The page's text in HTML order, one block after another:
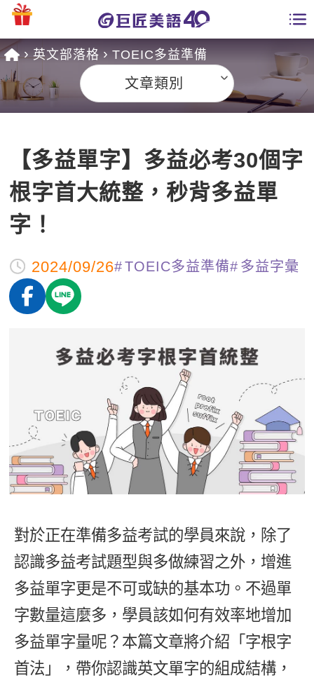
課程總覽
英文課程總表
英文會話
商用英文
英文檢定
TOEIC 多益課程
GEPT 全民英檢課程
TOEFL 托福課程
能力養成
英文聽力養成
開口溜英文
旅遊英文
基礎字彙
情境閱讀
英文寫作
Cengage TED Talks
CNN聽力強化
新聞英文
英語俱樂部
ECAM
Let's Talk
日語
韓語
西班牙語
兒童美語
更多
一對一家教
企業訓練
數位學習教材
全國分校
免費資源
多益秒學堂
英文能力測驗
師資團隊
學習分享
學員讚出來
學員專區
Recruiting
英文部落格 TOEIC多益準備
文章類別
【多益單字】多益必考30個字
根字首大統整，秒背多益單
字！
2024/09/26 TOEIC多益準備 多益字彙
對於正在準備多益考試的學員來說，除了
認識多益考試題型與多做練習之外，增進
多益單字更是不可或缺的基本功。不過單
字數量這麼多，學員該如何有效率地增加
多益單字量呢？本篇文章將介紹「字根字
首法」，帶你認識英文單字的組成結構，